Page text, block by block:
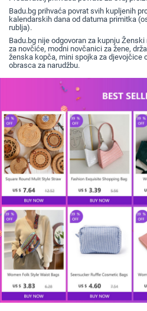
Badu.bg prihvaća povrat svih kupljenih
kalendarskih dana od datuma primitka
rublja).
Badu.bg nije odgovoran za kupnju
za novčiće, modni novčanici za žene,
ženska kopča, mini spojka za djevojčice
obrasca za narudžbu.